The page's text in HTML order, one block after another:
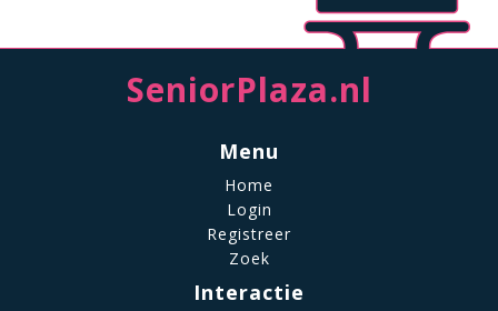
SeniorPlaza.nl
Menu
Home
Login
Registreer
Zoek
Interactie